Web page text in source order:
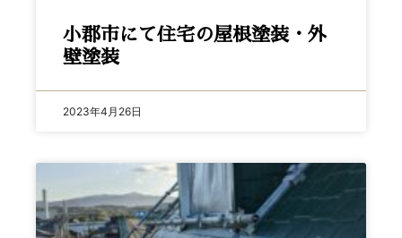
小郡市にて住宅の屋根塗装・外
壁塗装
2023年4月26日